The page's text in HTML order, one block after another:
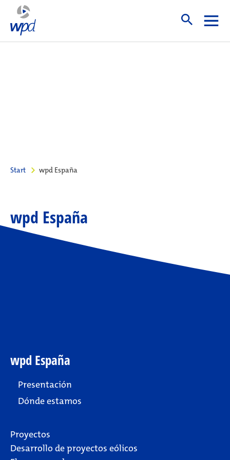
Start wpd España
wpd España
wpd España
Presentación
Dónde estamos
Proyectos
Desarrollo de proyectos eólicos